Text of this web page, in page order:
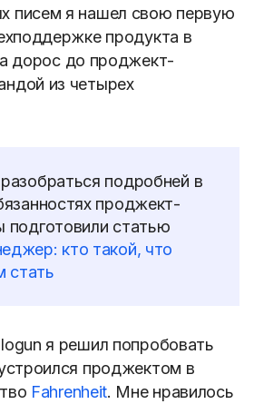
писем я нашел свою первую
продукта в
дорос до проджект-
из четырех
подробней в
проджект-
статью
кто такой, что
стать
я решил попробовать
проджектом в
Fahrenheit. Мне нравилось